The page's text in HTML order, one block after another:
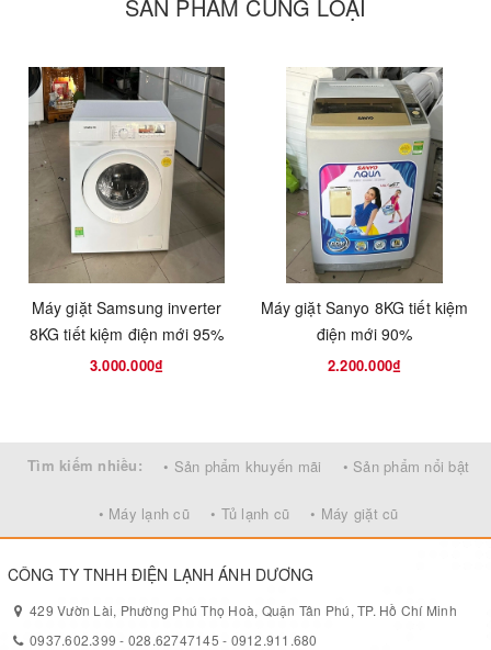
Tính
Công nghệ giặt Eco Aquabeat giúp tiết kiệm
40% điện năng, giảm 15% lượng nước tiêu thụ
và tăng 20% hiệu quả giặt tẩy.
7 Chương trình giặt với các mức nước.
Màn hình hiển thị điện tử.
Lồng giăt bằng thép chống gỉ.
Tự khởi động lại khi có điện
Xuất xứ Thái Lan
SẢN PHẨM CÙNG LOẠI
Máy giặt Samsung inverter
8KG tiết kiệm điện mới 95%
3.000.000₫
Máy giặt Sanyo 8KG tiết kiệm
điện mới 90%
2.200.000₫
Tìm kiếm nhiều: • Sản phẩm khuyến mãi • Sản phẩm nổi bật
• Máy lạnh cũ • Tủ lạnh cũ • Máy giặt cũ
CÔNG TY TNHH ĐIỆN LẠNH ÁNH DƯƠNG
429 Vườn Lài, Phường Phú Thọ Hoà, Quận Tân Phú, TP. Hồ Chí Minh
0937.602.399 - 028.62747145 - 0912.911.680